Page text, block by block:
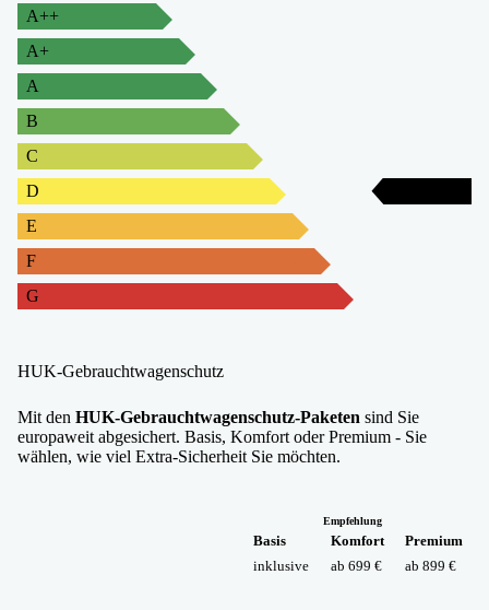
A++
A+
A
B
C
D
E
F
G
HUK-Gebrauchtwagenschutz
Mit den HUK-Gebrauchtwagenschutz-Paketen sind Sie
europaweit abgesichert. Basis, Komfort oder Premium - Sie
wählen, wie viel Extra-Sicherheit Sie möchten.
Basis
inklusive
Empfehlung
Komfort
ab 699 €
Premium
ab 899 €